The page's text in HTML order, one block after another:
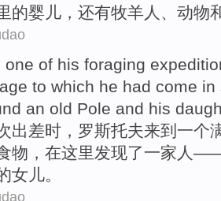
的婴儿 ，还有牧羊人、 动物
one of his foraging
to which he had come in
an old Pole and his
出差时，罗斯托夫来到 一个
物 ， 在这里发现了一家人
女儿。